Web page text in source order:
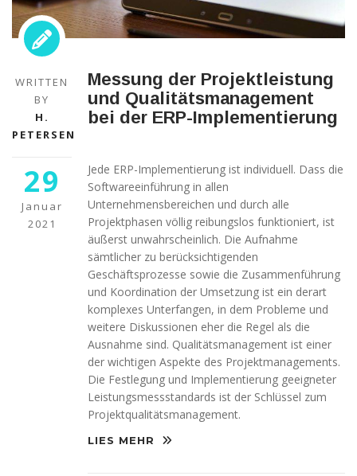
WRITTEN
BY
H.
PETERSEN
29
Januar
2021
Messung der Projektleistung
und Qualitätsmanagement
bei der ERP-Implementierung
Jede ERP-Implementierung ist individuell. Dass die
Softwareeinführung in allen
Unternehmensbereichen und durch alle
Projektphasen völlig reibungslos funktioniert, ist
äußerst unwahrscheinlich. Die Aufnahme
sämtlicher zu berücksichtigenden
Geschäftsprozesse sowie die Zusammenführung
und Koordination der Umsetzung ist ein derart
komplexes Unterfangen, in dem Probleme und
weitere Diskussionen eher die Regel als die
Ausnahme sind. Qualitätsmanagement ist einer
der wichtigen Aspekte des Projektmanagements.
Die Festlegung und Implementierung geeigneter
Leistungsmessstandards ist der Schlüssel zum
Projektqualitätsmanagement.
LIES MEHR